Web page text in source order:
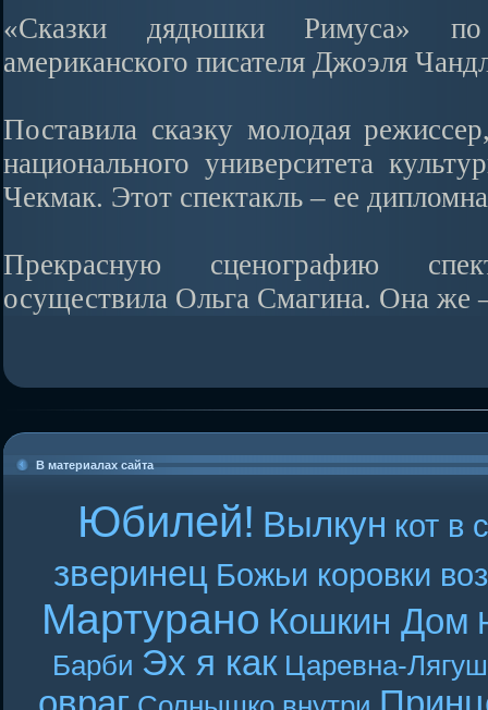
«Сказки дядюшки Римуса» по
американского писателя Джоэля
Поставила сказку молодая
национального университета
Чекмак. Этот спектакль – ее
Прекрасную сценографию
осуществила Ольга Смагина. Она же
В материалах сайта
Юбилей! Вылкун кот в
зверинец Божьи коровки
Мартурано Кошкин Дом
Барби Эх я как Царевна-